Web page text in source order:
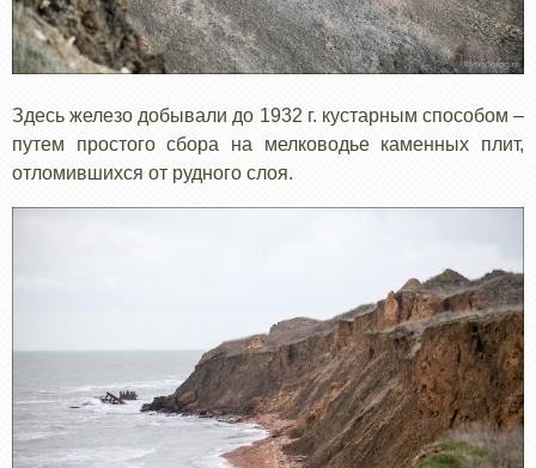
Здесь железо добывали до 1932 г. кустарным способом –
путем простого сбора на мелководье каменных плит,
отломившихся от рудного слоя.